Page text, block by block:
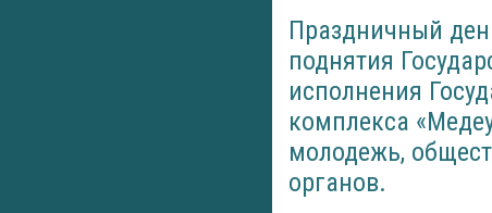
Праздничный
поднятия
исполнения
комплекса
молодежь,
органов.